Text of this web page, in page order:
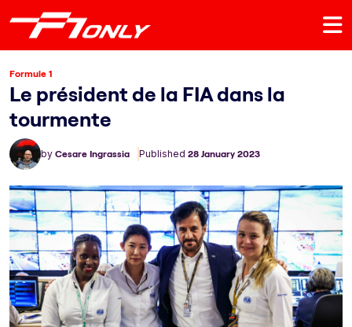
Formule 1
Le président de la FIA dans la
tourmente
by Cesare Ingrassia Published 28 January 2023